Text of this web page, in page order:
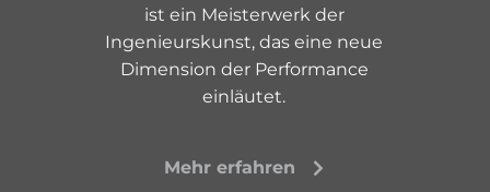
ist ein Meisterwerk der
Ingenieurskunst, das eine neue
Dimension der Performance
einläutet.
Mehr erfahren